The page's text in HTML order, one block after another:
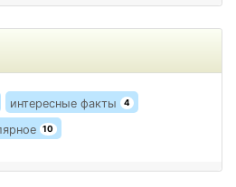
интересные факты 4
10